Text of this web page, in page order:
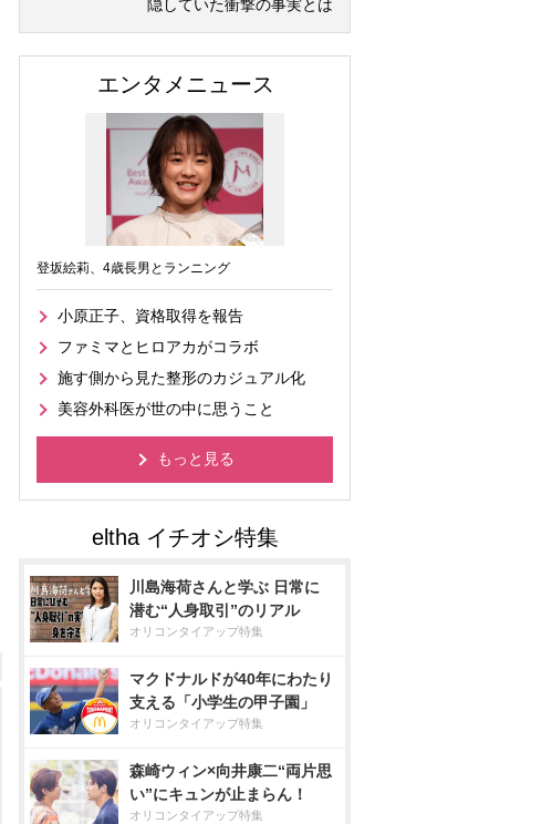
隠していた衝撃の事実とは
エンタメニュース
登坂絵莉、4歳長男とランニング
小原正子、資格取得を報告
ファミマとヒロアカがコラボ
施す側から見た整形のカジュアル化
美容外科医が世の中に思うこと
もっと見る
川島海荷さんと学ぶ 日常に
潜む“人身取引”のリアル
オリコンタイアップ特集
マクドナルドが40年にわたり
支える「小学生の甲子園」
オリコンタイアップ特集
森崎ウィン×向井康二“両片思
い”にキュンが止まらん！
オリコンタイアップ特集